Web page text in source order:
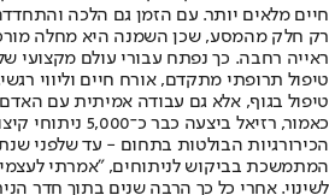
חיים מלאים יותר. עם הזמן גם הלכה
רק חלק מהמסע, שכן השמנה היא מחלה
ראייה רחבה. כך נפתח עבורי עולם מקצועי
טיפול תרופתי מתקדם, אורח חיים וליווי
טיפול בגוף, אלא גם עבודה אמיתית עם האדם
כאמור, רזיאל ביצעה
הכירורגיות הבולטות בתחום - עד שלפני
לשינוי. אחרי כל כך הרבה שנים בתוך חדר